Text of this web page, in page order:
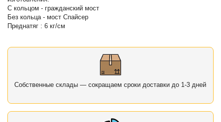
С кольцом - гражданский мост
Без кольца - мост Спайсер
Преднатяг : 6 кг/см
Собственные склады — сокращаем сроки доставки до 1-3 дней